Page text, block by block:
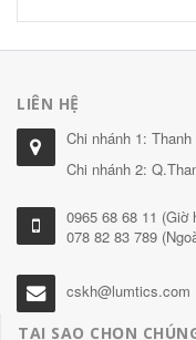
LIÊN HỆ
Chi nhánh 1:
Chi nhánh 2:
0965 68 68 11 (Giờ
078 82 83 789
cskh@lumtics.com
TẠI SAO CHỌN